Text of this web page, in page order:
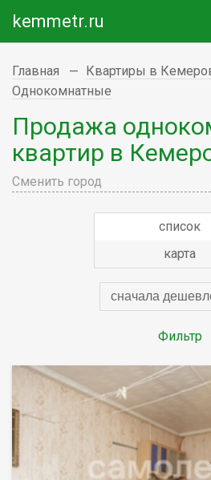
kemmetr.ru
Главная
Квартиры в
Однокомнатные
Продажа
квартир в
Сменить город
список
карта
сначала
Фильтр